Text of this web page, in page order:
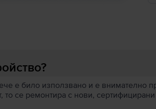
е било използвано и е внимателно
се ремонтира с нови, сертифицирани